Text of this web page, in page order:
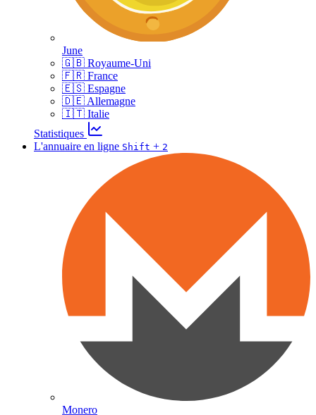
June
🇬🇧 Royaume-Uni
🇫🇷 France
🇪🇸 Espagne
🇩🇪 Allemagne
🇮🇹 Italie
Statistiques
L'annuaire en ligne Shift + 2
Monero